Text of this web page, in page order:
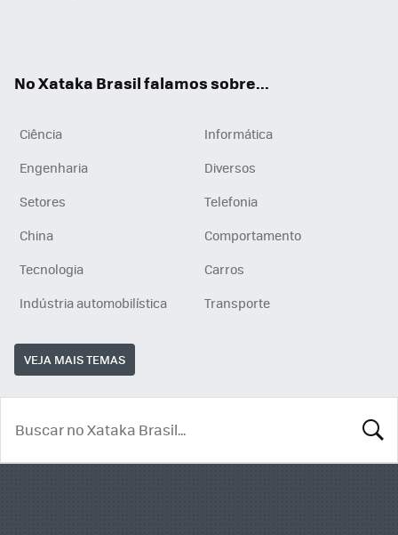
No Xataka Brasil falamos sobre...
Ciência
Informática
Engenharia
Diversos
Setores
Telefonia
China
Comportamento
Tecnologia
Carros
Indústria automobilística
Transporte
VEJA MAIS TEMAS